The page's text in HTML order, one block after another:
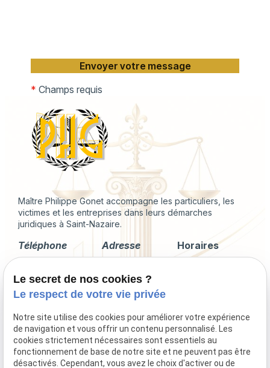
* Champs requis
Maître Philippe Gonet accompagne les particuliers, les
victimes et les entreprises dans leurs démarches
juridiques à Saint-Nazaire.
Téléphone
Adresse
Corps de
Garde
Nazaire
Horaires
Le secret de nos cookies ?
Le respect de votre vie privée
Notre site utilise des cookies pour améliorer votre expérience
de navigation et vous offrir un contenu personnalisé. Les
cookies strictement nécessaires sont essentiels au
fonctionnement de base de notre site et ne peuvent pas être
désactivés. Cependant, vous avez le choix d'activer ou de